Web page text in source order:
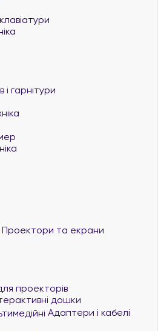
гарнітури
Проектори та екрани
проекторів
дошки
Адаптери і кабелі